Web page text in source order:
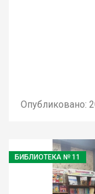
Опубликовано:
БИБЛИОТЕКА № 11